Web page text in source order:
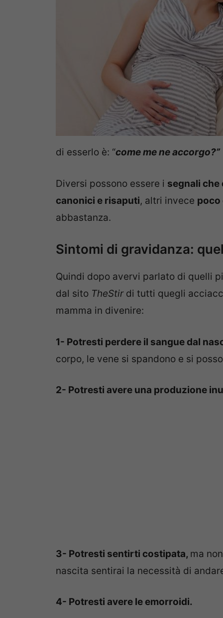
di esserlo è: “come me ne accorgo?”
Diversi possono essere i segnali che
canonici e risaputi, altri invece poco
abbastanza.
Sintomi di gravidanza:
Quindi dopo avervi parlato di quelli
dal sito TheStirdi tutti quegli
mamma in divenire:
1- Potresti perdere il sangue dal
corpo, le vene si spandono e si
2- Potresti avere una produzione
3- Potresti sentirti costipata, ma
nascita sentirai la necessità di
4- Potresti avere le emorroidi.